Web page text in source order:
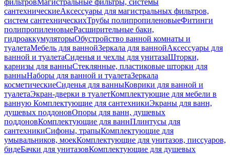
фильтровМагистральные фильтры, системы
сантехническиеАксессуары для магистральных фильтров,
систем сантехническихТрубы полипропиленовыеФитинги
полипропиленовыеРасширительные баки,
гидроаккумуляторыОбустройство ванной комнаты и
туалетаМебель для ваннойЗеркала для ваннойАксессуары для
ванной и туалетаСиденья и чехлы для унитазаШторки,
карнизы для ванныСтеклянные, пластиковые шторки для
ванныНаборы для ванной и туалетаЗеркала
косметическиеСиденья для ванныКоврики для ванной и
туалетаЭкран-дверки в туалетКомплектующие для мебели в
ванную Комплектующие для сантехникиЭкраны для ванн,
душевых поддоновОпоры для ванн, душевых
поддоновКомплектующие для ваннПлинтусы для
сантехникиСифоны, трапыКомплектующие для
умывальников, моекКомплектующие для унитазов, писсуаров,
бидеБачки для унитазовКомплектующие для душевых